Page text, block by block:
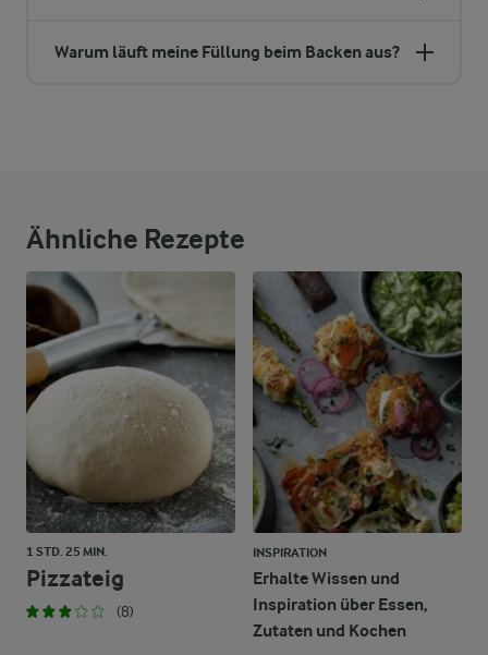
Warum läuft meine Füllung beim Backen aus?
Ähnliche Rezepte
1 STD. 25 MIN.
Pizzateig
(8)
INSPIRATION
Erhalte Wissen und
Inspiration über Essen,
Zutaten und Kochen